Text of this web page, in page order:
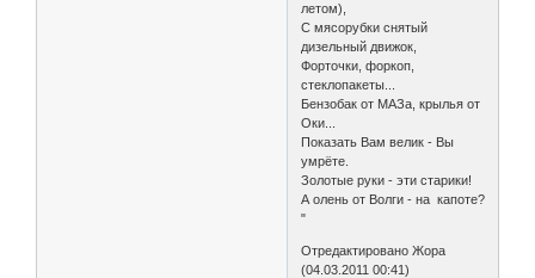
летом),
С мясорубки снятый
дизельный движок,
Форточки, форкоп,
стеклопакеты...
Бензобак от МАЗа, крылья от
Оки...
Показать Вам велик - Вы
умрёте.
Золотые руки - эти старики!
А олень от Волги - на капоте?
"
Отредактировано Жора
(04.03.2011 00:41)